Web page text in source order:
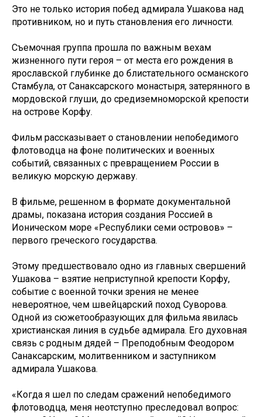
Это не только история побед адмирала Ушакова над
противником, но и путь становления его личности.
Съемочная группа прошла по важным вехам
жизненного пути героя – от места его рождения в
ярославской глубинке до блистательного османского
Стамбула, от Санаксарского монастыря, затерянного в
мордовской глуши, до средиземноморской крепости
на острове Корфу.
Фильм рассказывает о становлении непобедимого
флотоводца на фоне политических и военных
событий, связанных с превращением России в
великую морскую державу.
В фильме, решенном в формате документальной
драмы, показана история создания Россией в
Ионическом море «Республики семи островов» –
первого греческого государства.
Этому предшествовало одно из главных свершений
Ушакова – взятие неприступной крепости Корфу,
событие с военной точки зрения не менее
невероятное, чем швейцарский поход Суворова.
Одной из сюжетообразующих для фильма явилась
христианская линия в судьбе адмирала. Его духовная
связь с родным дядей – Преподобным Феодором
Санаксарским, молитвенником и заступником
адмирала Ушакова.
«Когда я шел по следам сражений непобедимого
флотоводца, меня неотступно преследовал вопрос: